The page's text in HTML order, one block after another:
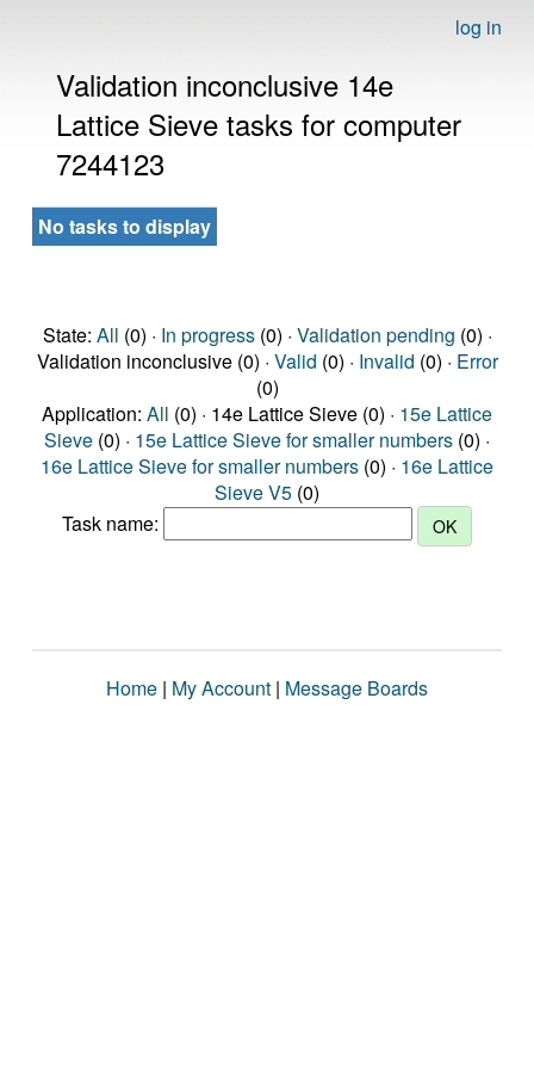
log in
Validation inconclusive 14e
Lattice Sieve tasks for computer
7244123
No tasks to display
State: All (0) · In progress(0) · Validation pending (0) ·
Validation inconclusive (0) · Valid (0) · Invalid (0) · Error
(0)
Application: All (0) · 14e Lattice Sieve (0) · 15e Lattice
Sieve (0) · 15e Lattice Sieve for smaller numbers (0) ·
16e Lattice Sieve for smaller numbers (0) · 16e Lattice
Sieve V5 (0)
Task name:
Home | My Account | Message Boards